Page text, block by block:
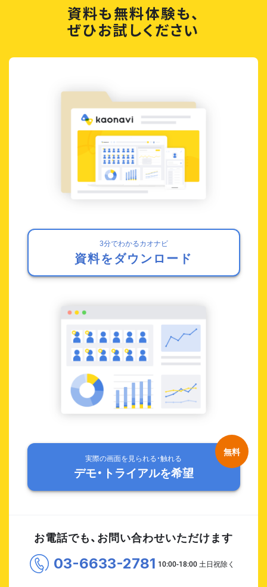
資料も無料体験も、
ぜひお試しください
3分でわかるカオナビ
資料をダウンロード
実際の画面を見られる・触れる
デモ・トライアルを希望
お電話でも、お問い合わせいただけます
03-6633-2781